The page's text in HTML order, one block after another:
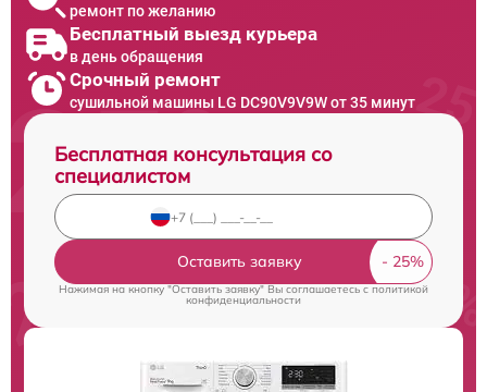
ремонт по желанию
Бесплатный выезд курьера
в день обращения
Срочный ремонт
сушильной машины LG DC90V9V9W от 35 минут
Бесплатная консультация со
специалистом
Оставить заявку
Нажимая на кнопку "Оставить заявку" Вы соглашаетесь cполитикой
конфиденциальности